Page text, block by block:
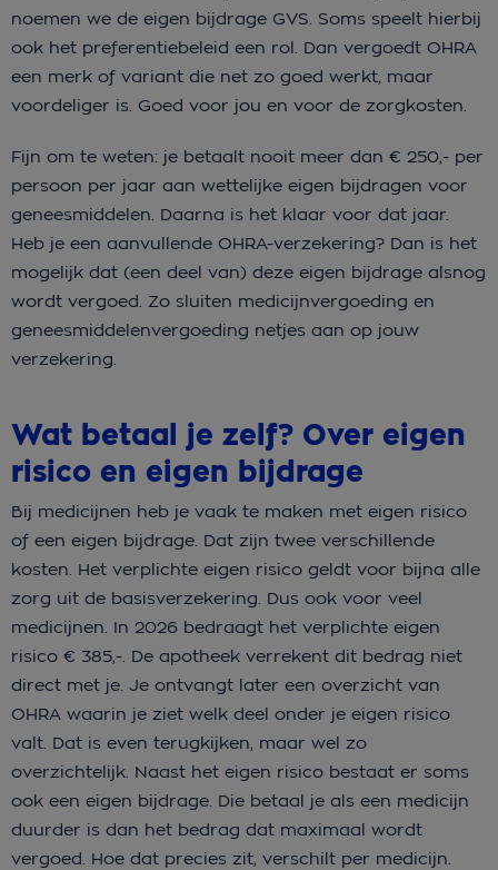
noemen we de eigen bijdrage GVS. Soms speelt hierbij
ook het preferentiebeleid een rol. Dan vergoedt OHRA
een merk of variant die net zo goed werkt, maar
voordeliger is. Goed voor jou en voor de zorgkosten.
Fijn om te weten: je betaalt nooit meer dan € 250,- per
persoon per jaar aan wettelijke eigen bijdragen voor
geneesmiddelen. Daarna is het klaar voor dat jaar.
Heb je een aanvullende OHRA-verzekering? Dan is het
mogelijk dat (een deel van) deze eigen bijdrage alsnog
wordt vergoed. Zo sluiten medicijnvergoeding en
geneesmiddelenvergoeding netjes aan op jouw
verzekering.
Wat betaal je zelf? Over eigen
risico en eigen bijdrage
Bij medicijnen heb je vaak te maken met eigen risico
of een eigen bijdrage. Dat zijn twee verschillende
kosten. Het verplichte eigen risico geldt voor bijna alle
zorg uit de basisverzekering. Dus ook voor veel
medicijnen. In 2026 bedraagt het verplichte eigen
risico € 385,-. De apotheek verrekent dit bedrag niet
direct met je. Je ontvangt later een overzicht van
OHRA waarin je ziet welk deel onder je eigen risico
valt. Dat is even terugkijken, maar wel zo
overzichtelijk. Naast het eigen risico bestaat er soms
ook een eigen bijdrage. Die betaal je als een medicijn
duurder is dan het bedrag dat maximaal wordt
vergoed. Hoe dat precies zit, verschilt per medicijn.